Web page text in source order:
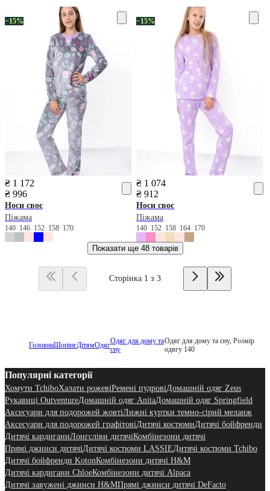
−15%
₴ 1 172
₴ 996
Носи своє
Піжама
140 146 152 158 170
−15%
₴ 1 074
₴ 912
Носи своє
Піжама
140 152 158 164 170
Показати ще 48 товарів
Сторінка 1 з 3
ГоловнаШопінгДітямОдягОдяг для дому та
сну
Одяг для дому та сну, Розмір
одягу 140
Популярні категорії
Хомути TchiboХалати рожевіРемені пудровіДомашній одяг Zeus
Рукавиці OutventureДомашній одяг AnitaДомашній одяг Springfield
Аксесуари для подорожей жовтіЛижні куртки темно-сірий меланж
Аксесуари для подорожей графітовіДитячі костюмиДитячі бойфренди
Дитячі кардиганиЛонгсліви дитячіКомбінезони дитячі
Прямі джинси дитячіДитячі костюми LASSIEДитячі костюми Tchibo
Дитячі бойфренди KotonКомбінезони дитячі H&M
Дитячі кардигани ChloeКомбінезони дитячі Alpaca
Дитячі завужені джинси H&MПрямі джинси дитячі DeFacto